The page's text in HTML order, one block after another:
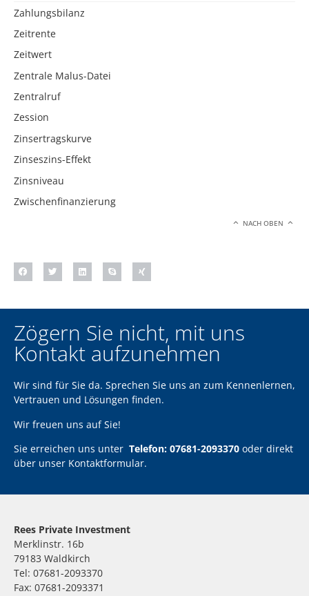
Zahlungsbilanz
Zeitrente
Zeitwert
Zentrale Malus-Datei
Zentralruf
Zession
Zinsertragskurve
Zinseszins-Effekt
Zinsniveau
Zwischenfinanzierung
NACH OBEN
Zögern Sie nicht, mit uns
Kontakt aufzunehmen
Wir sind für Sie da. Sprechen Sie uns an zum Kennenlernen,
Vertrauen und Lösungen finden.
Wir freuen uns auf Sie!
Sie erreichen uns unter Telefon: 07681-2093370 oder direkt
über unser Kontaktformular.
Rees Private Investment
Merklinstr. 16b
79183 Waldkirch
Tel: 07681-2093370
Fax: 07681-2093371